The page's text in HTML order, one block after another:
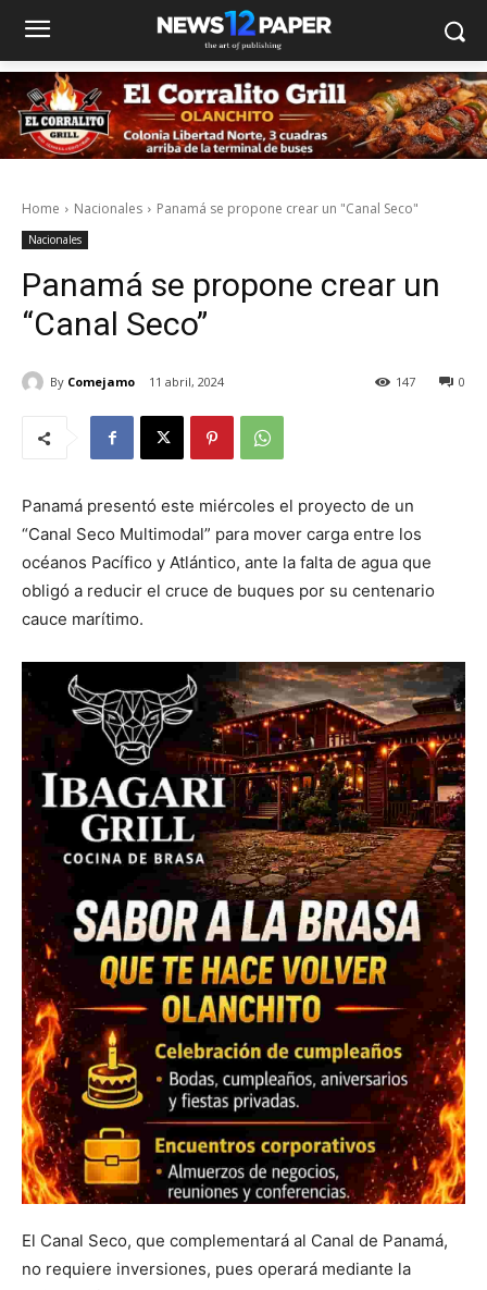
Home Nacionales Panamá se propone crear un "Canal Seco"
Nacionales
Panamá se propone crear un
“Canal Seco”
By Comejamo 11 abril, 2024 0
147
Panamá presentó este miércoles el proyecto de un
“Canal Seco Multimodal” para mover carga entre los
océanos Pacífico y Atlántico, ante la falta de agua que
obligó a reducir el cruce de buques por su centenario
cauce marítimo.
El Canal Seco, que complementará al Canal de Panamá,
no requiere inversiones, pues operará mediante la